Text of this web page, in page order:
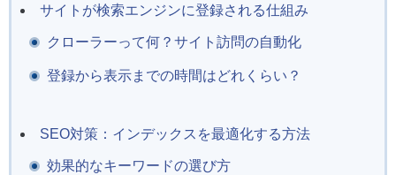
サイトが検索エンジンに登録される仕組み
クローラーって何？サイト訪問の自動化
登録から表示までの時間はどれくらい？
SEO対策：インデックスを最適化する方法
効果的なキーワードの選び方